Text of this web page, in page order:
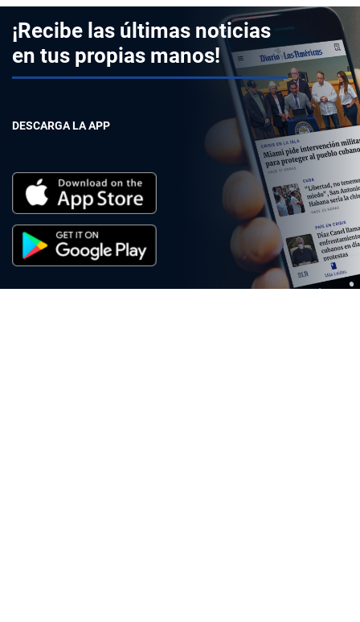
¡Recibe las últimas noticias
en tus propias manos!
DESCARGA LA APP